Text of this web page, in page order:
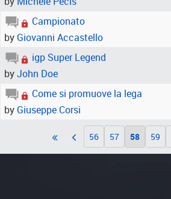
Campionato
by Giovanni Accastello
igp Super Legend
byJohn Doe
Come si promuove la lega
by Giuseppe Corsi
56 57 58 59